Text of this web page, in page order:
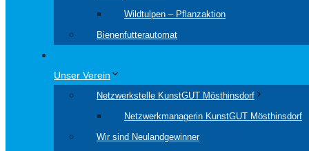
Wildtulpen – Pflanzaktion
Bienenfutterautomat
Unser Verein
Netzwerkstelle KunstGUT Mösthinsdorf
Netzwerkmanagerin KunstGUT Mösthinsdorf
Wir sind Neulandgewinner